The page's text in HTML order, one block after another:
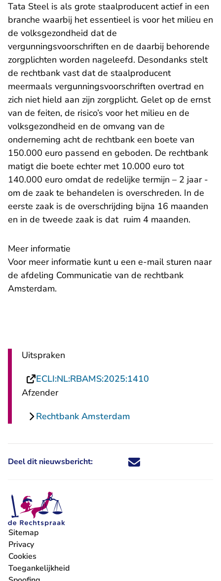
Tata Steel is als grote staalproducent actief in een
branche waarbij het essentieel is voor het milieu en
de volksgezondheid dat de
vergunningsvoorschriften en de daarbij behorende
zorgplichten worden nageleefd. Desondanks stelt
de rechtbank vast dat de staalproducent
meermaals vergunningsvoorschriften overtrad en
zich niet hield aan zijn zorgplicht. Gelet op de ernst
van de feiten, de risico’s voor het milieu en de
volksgezondheid en de omvang van de
onderneming acht de rechtbank een boete van
150.000 euro passend en geboden. De rechtbank
matigt die boete echter met 10.000 euro tot
140.000 euro omdat de redelijke termijn – 2 jaar -
om de zaak te behandelen is overschreden. In de
eerste zaak is de overschrijding bijna 16 maanden
en in de tweede zaak is dat ruim 4 maanden.
Meer informatie
Voor meer informatie kunt u een e-mail- U verlaat
sturen naar
de afdeling Communicatie van de rechtbank
Amsterdam.
Uitspraken
ECLI:NL:RBAMS:2025:1410
Afzender
Rechtbank Amsterdam
Deel dit nieuwsbericht: Deel dit nieuwsbericht via X -
Deel dit nieuwsbericht via
Deel dit nieuwsbericht
Deel dit
Sitemap
Privacy
Cookies
Toegankelijkheid